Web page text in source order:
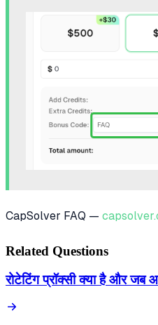
CapSolver FAQ —
Related Questions
रोटेटिंग प्रॉक्सी क्या है और जब